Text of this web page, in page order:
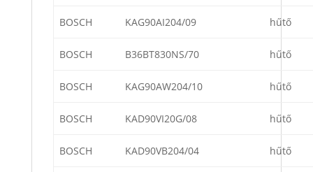
BOSCH KAG90AI204/09 hűtő
BOSCH B36BT830NS/70 hűtő
BOSCH KAG90AW204/10 hűtő
BOSCH KAD90VI20G/08 hűtő
BOSCH KAD90VB204/04 hűtő